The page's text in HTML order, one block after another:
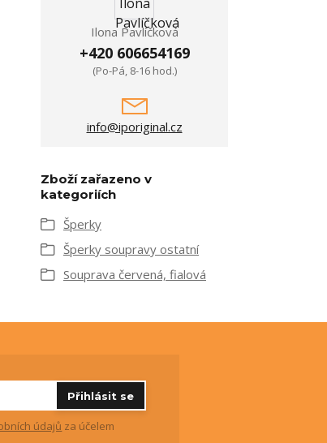
Ilona Pavlíčková
+420 606654169
(Po-Pá, 8-16 hod.)
info@iporiginal.cz
Zboží zařazeno v
kategoriích
Šperky
Šperky soupravy ostatní
Souprava červená, fialová
Přihlásit se
údajů za účelem